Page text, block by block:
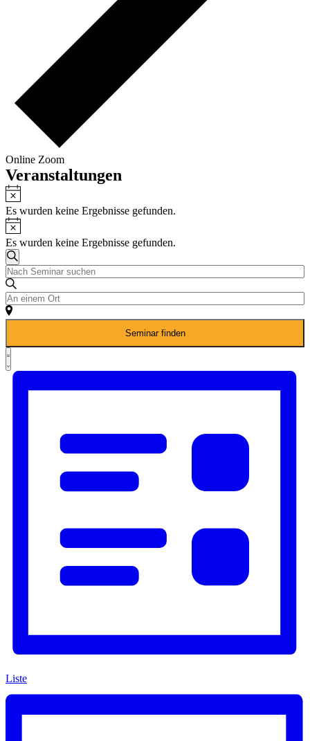
Online Zoom
Veranstaltungen
Hinweis
Es wurden keine Ergebnisse gefunden.
Hinweis
Es wurden keine Ergebnisse gefunden.
Veranstaltungen
Suche
und
Ansichten,
Suche
Bitte
Schlüsselwort
eingeben.
Suche
nach
Schlüsselwort.
Standort
eingeben.
Suche
Veranstaltungen.
Seminar finden
Veranstaltung
Ansichten-
Liste
Liste